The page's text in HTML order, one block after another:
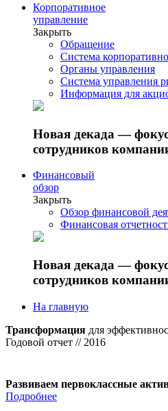
Корпоративное
управление
Закрыть
Обращение
Система
Органы управления
Система управления
Информация для
Новая декада —
сотрудников
Финансовый
обзор
Закрыть
Обзор финансовой
Финансовая
Новая декада —
сотрудников
На главную
Трансформация для
Годовой отчет // 2016
Развиваем первоклассные
Подробнее